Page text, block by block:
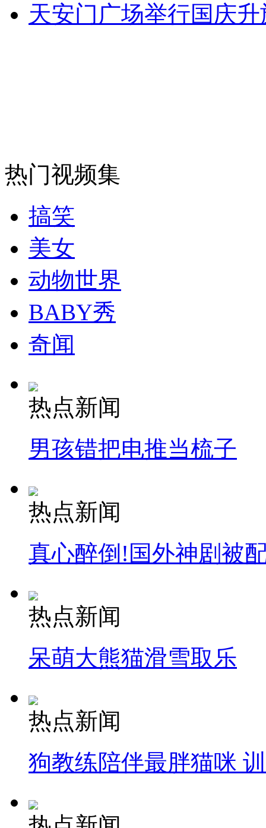
走！跟着总书记去植树
司机酒驾遇交警 急速倒车逃窜
天安门广场举行国庆
热门视频集
搞笑
美女
动物世界
BABY秀
奇闻
热点新闻
男孩错把电推当梳子
热点新闻
真心醉倒!国外神剧被
热点新闻
呆萌大熊猫滑雪取乐
热点新闻
狗教练陪伴最胖猫咪